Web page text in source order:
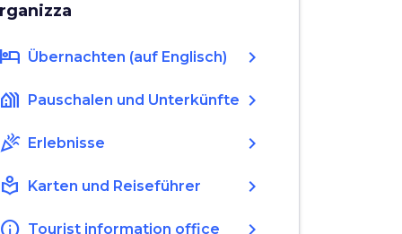
hotel Übernachten (auf Englisch) chevron_right
holiday_village Pauschalen und Unterkünfte chevron_right
celebration Erlebnisse chevron_right
local_library Karten und Reiseführer chevron_right
Tourist information office chevron_right